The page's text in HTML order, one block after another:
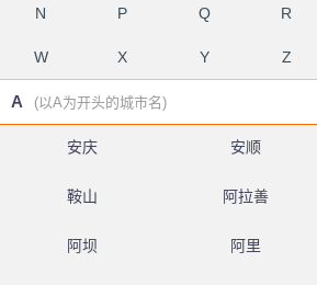
N P Q R
W X Y Z
A (以A为开头的城市名)
安庆 安顺
鞍山 阿拉善
阿坝 阿里